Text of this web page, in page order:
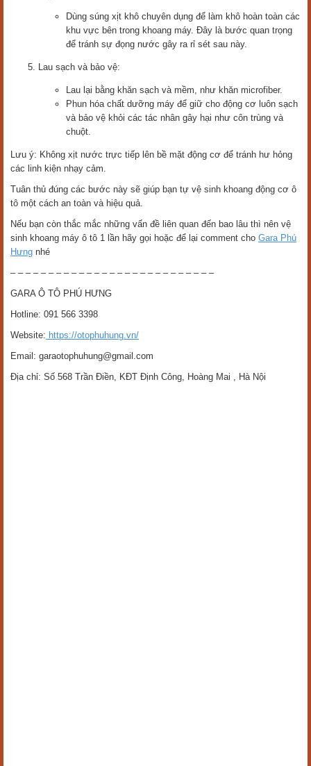
Dùng súng xịt khô chuyên dụng để làm khô hoàn toàn các
khu vực bên trong khoang máy. Đây là bước quan trọng
để tránh sự đọng nước gây ra rỉ sét sau này.
Lau sạch và bảo vệ:
Lau lại bằng khăn sạch và mềm, như khăn microfiber.
Phun hóa chất dưỡng máy để giữ cho động cơ luôn sạch
và bảo vệ khỏi các tác nhân gây hại như côn trùng và
chuột.
Lưu ý: Không xịt nước trực tiếp lên bề mặt động cơ để tránh hư hỏng
các linh kiện nhạy cảm.
Tuân thủ đúng các bước này sẽ giúp bạn tự vệ sinh khoang động cơ ô
tô một cách an toàn và hiệu quả.
Nếu bạn còn thắc mắc những vấn đề liên quan đến bao lâu thì nên vệ
sinh khoang máy ô tô 1 lần hãy gọi hoặc để lại comment cho Gara Phú
Hưng nhé
– – – – – – – – – – – – – – – – – – – – – – – – – – –
GARA Ô TÔ PHÚ HƯNG
Hotline: 091 566 3398
Website: https://otophuhung.vn/
Email: garaotophuhung@gmail.com
Địa chỉ: Số 568 Trần Điền, KĐT Định Công, Hoàng Mai , Hà Nội